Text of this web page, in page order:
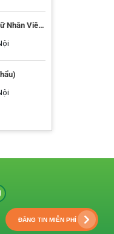
Job Parttime / Fulltime Tuyển Nữ Nhân Viên Bán Hàng Tại Quận Gò Vấp
ĐĂNG TIN MIỄN PHÍ